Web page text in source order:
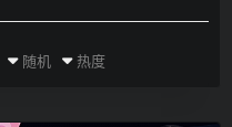
随机 热度